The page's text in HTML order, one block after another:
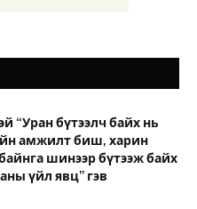
“Уран бүтээлч байх нь
амжилт биш, харин
шинээр бүтээж байх
үйл явц” гэв